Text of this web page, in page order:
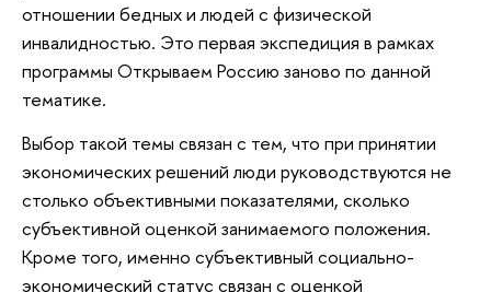
отношении бедных и людей с физической
инвалидностью. Это первая экспедиция в рамках
программы Открываем Россию заново по данной
тематике.
Выбор такой темы связан с тем, что при принятии
экономических решений люди руководствуются не
столько объективными показателями, сколько
субъективной оценкой занимаемого положения.
Кроме того, именно субъективный социально-
экономический статус связан с оценкой